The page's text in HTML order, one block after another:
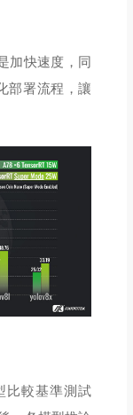
加快速度，同
部署流程，讓
比較基準測試